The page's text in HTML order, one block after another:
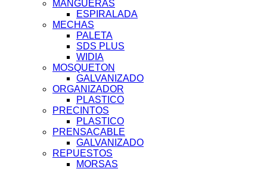
MANGUERAS
ESPIRALADA
MECHAS
PALETA
SDS PLUS
WIDIA
MOSQUETON
GALVANIZADO
ORGANIZADOR
PLASTICO
PRECINTOS
PLASTICO
PRENSACABLE
GALVANIZADO
REPUESTOS
MORSAS